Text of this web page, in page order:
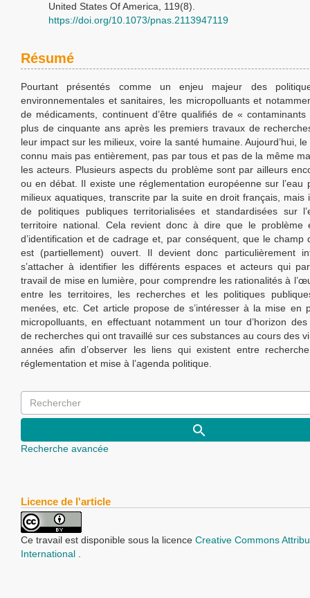
United States Of America, 119(8).
https://doi.org/10.1073/pnas.2113947119
Résumé
Pourtant présentés comme un enjeu majeur des
environnementales et sanitaires, les micropolluants et
de médicaments, continuent d’être qualifiés de «
plus de cinquante ans après les premiers travaux de
leur impact sur les milieux, voire la santé humaine. Aujourd’hui,
connu mais pas entièrement, pas par tous et pas de la même
les acteurs. Plusieurs aspects du problème sont par ailleurs
ou en débat. Il existe une réglementation européenne sur l’eau
milieux aquatiques, transcrite par la suite en droit français, mais
de politiques publiques territorialisées et standardisées sur
territoire national. Cela revient donc à dire que le problème
d’identification et de cadrage et, par conséquent, que le champ
est (partiellement) ouvert. Il devient donc particulièrement
s’attacher à identifier les différents espaces et acteurs qui
travail de mise en lumière, pour comprendre les rationalités à
entre les territoires, les recherches et les politiques
menées, etc. Cet article propose de s’intéresser à la mise en
micropolluants, en effectuant notamment un tour d’horizon
de recherches qui ont travaillé sur ces substances au cours des
années afin d’observer les liens qui existent entre
réglementation et mise à l’agenda politique.
Recherche avancée
Licence de l'article
Ce travail est disponible sous la licence Creative Commons
International